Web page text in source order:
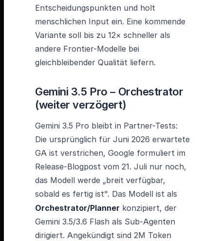
Entscheidungspunkten und holt
menschlichen Input ein. Eine kommende
Variante soll bis zu 12× schneller als
andere Frontier-Modelle bei
gleichbleibender Qualität liefern.
Gemini 3.5 Pro – Orchestrator
(weiter verzögert)
Gemini 3.5 Pro bleibt in Partner-Tests:
Die ursprünglich für Juni 2026 erwartete
GA ist verstrichen, Google formuliert im
Release-Blogpost vom 21. Juli nur noch,
das Modell werde „breit verfügbar,
sobald es fertig ist". Das Modell ist als
Orchestrator/Planner konzipiert, der
Gemini 3.5/3.6 Flash als Sub-Agenten
dirigiert. Angekündigt sind 2M Token